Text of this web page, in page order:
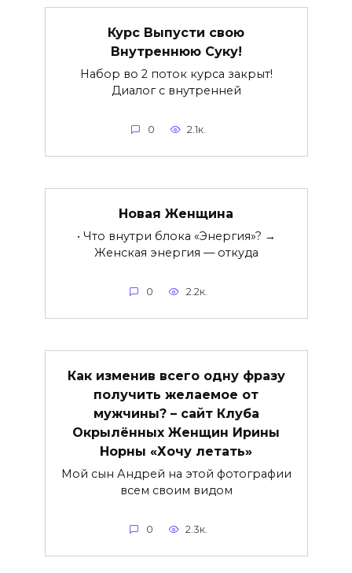
Курс Выпусти свою
Внутреннюю Суку!
Набор во 2 поток курса закрыт!
Диалог с внутренней
0 2.1к.
Новая Женщина
• Что внутри блока «Энергия»? →
Женская энергия — откуда
0 2.2к.
Как изменив всего одну фразу
получить желаемое от
мужчины? – сайт Клуба
Окрылённых Женщин Ирины
Норны «Хочу летать»
Мой сын Андрей на этой фотографии
всем своим видом
0 2.3к.